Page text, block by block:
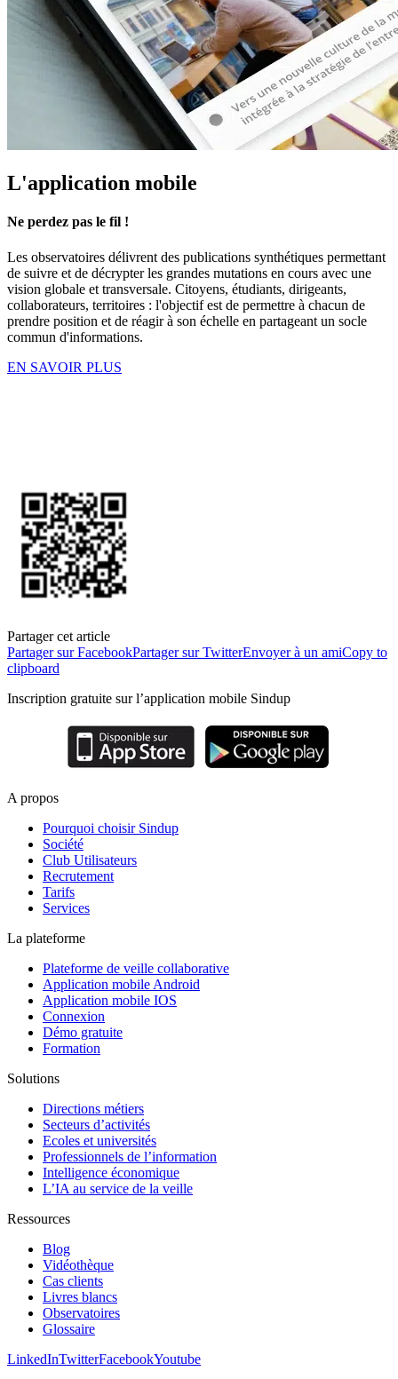
L'application mobile
Ne perdez pas le fil !
Les observatoires délivrent des publications synthétiques permettant
de suivre et de décrypter les grandes mutations en cours avec une
vision globale et transversale. Citoyens, étudiants, dirigeants,
collaborateurs, territoires : l'objectif est de permettre à chacun de
prendre position et de réagir à son échelle en partageant un socle
commun d'informations.
EN SAVOIR PLUS
Partager cet article
Partager sur FacebookPartager sur TwitterEnvoyer à un amiCopy to
clipboard
Inscription gratuite sur l’application mobile Sindup
A propos
Pourquoi choisir Sindup
Société
Club Utilisateurs
Recrutement
Tarifs
Services
La plateforme
Plateforme de veille collaborative
Application mobile Android
Application mobile IOS
Connexion
Démo gratuite
Formation
Solutions
Directions métiers
Secteurs d’activités
Ecoles et universités
Professionnels de l’information
Intelligence économique
L’IA au service de la veille
Ressources
Blog
Vidéothèque
Cas clients
Livres blancs
Observatoires
Glossaire
LinkedInTwitterFacebookYoutube